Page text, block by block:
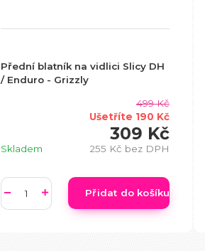
Přední blatník na vidlici Slicy DH
/ Enduro - Grizzly
499 Kč
Ušetříte 190 Kč
309 Kč
255 Kč bez DPH
Skladem
Přidat do košíku